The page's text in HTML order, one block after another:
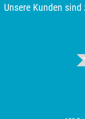
Unsere Kunden
Moers